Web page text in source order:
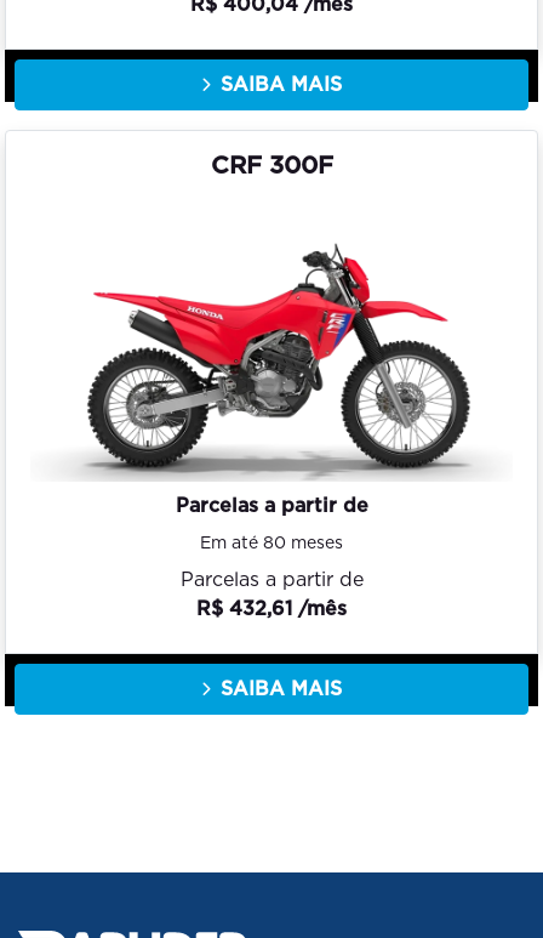
SAIBA MAIS
CRF 300F
Parcelas a partir de
Em até 80 meses
Parcelas a partir de
R$ 432,61 /mês
SAIBA MAIS